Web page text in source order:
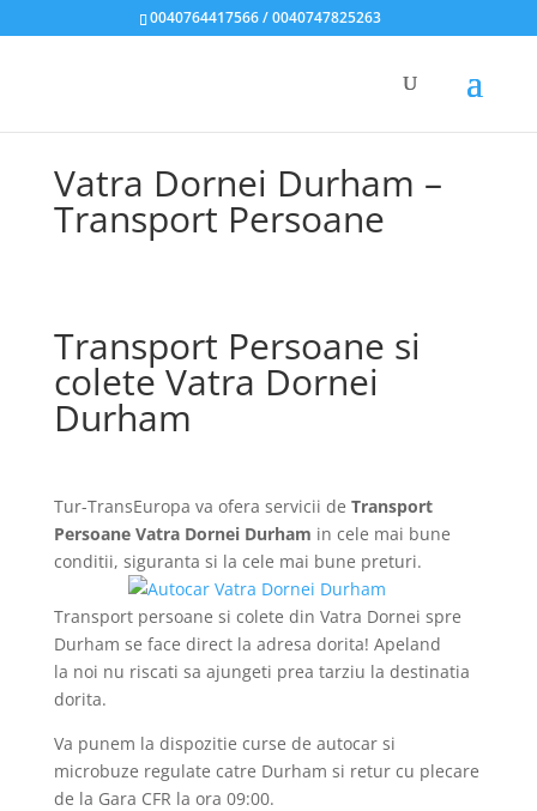
0040764417566 / 0040747825263
Vatra Dornei Durham –
Transport Persoane
Transport Persoane si
colete Vatra Dornei
Durham
Tur-TransEuropa va ofera servicii de Transport
Persoane Vatra Dornei Durham in cele mai bune
conditii, siguranta si la cele mai bune preturi.
Transport persoane si colete din Vatra Dornei spre
Durham se face direct la adresa dorita! Apeland
la noi nu riscati sa ajungeti prea tarziu la destinatia
dorita.
Va punem la dispozitie curse de autocar si
microbuze regulate catre Durham si retur cu plecare
de la Gara CFR la ora 09:00.